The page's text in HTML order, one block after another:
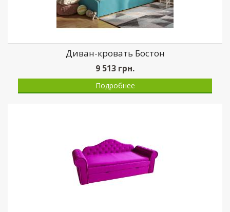
Диван-кровать Бостон
9 513 грн.
Подробнее